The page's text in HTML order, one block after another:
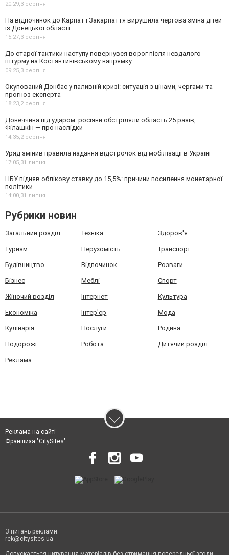
20:29,3 серпня
На відпочинок до Карпат і Закарпаття вирушила чергова зміна дітей
із Донецької області
15:27,3 серпня
До старої тактики наступу повернувся ворог після невдалого
штурму на Костянтинівському напрямку
09:25,3 серпня
Окупований Донбас у паливній кризі: ситуація з цінами, чергами та
прогноз експерта
18:23,2 серпня
Донеччина під ударом: росіяни обстріляли область 25 разів,
Філашкін — про наслідки
14:35,2 серпня
Уряд змінив правила надання відстрочок від мобілізації в Україні
17:05,31 липня
НБУ підняв облікову ставку до 15,5%: причини посилення монетарної
політики
14:00,31 липня
Рубрики новин
Загальний розділ Техніка Здоров'я
Туризм Нерухомість Транспорт
Будівництво Відпочинок Розваги
Бізнес Меблі Спорт
Жіночий розділ Інтернет Культура
Економіка Інтер'єр Мода
Кулінарія Послуги Родина
Подорожі Робота Дитячий розділ
Реклама
Реклама на сайті
Франшиза "CitySites"
З питань реклами:
rek@citysites.ua